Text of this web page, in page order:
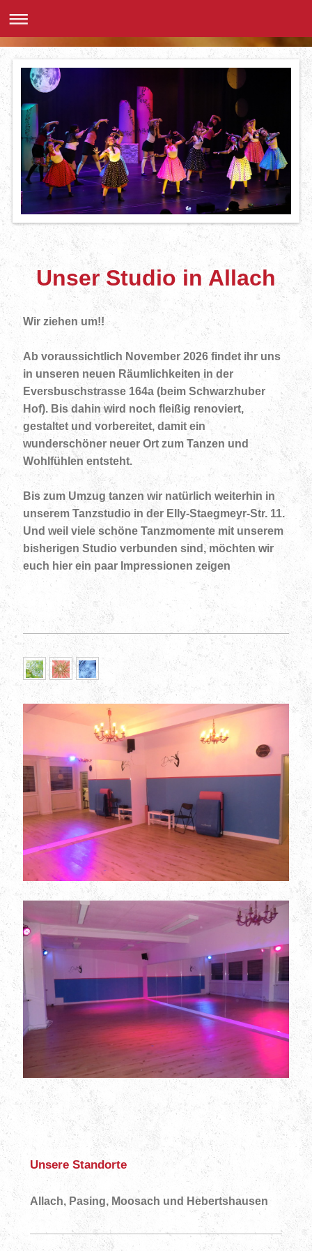
Unser Studio in Allach
Wir ziehen um!!
Ab voraussichtlich November 2026 findet ihr uns
in unseren neuen Räumlichkeiten in der
Eversbuschstrasse 164a (beim Schwarzhuber
Hof). Bis dahin wird noch fleißig renoviert,
gestaltet und vorbereitet, damit ein
wunderschöner neuer Ort zum Tanzen und
Wohlfühlen entsteht.
Bis zum Umzug tanzen wir natürlich weiterhin in
unserem Tanzstudio in der Elly-Staegmeyr-Str. 11.
Und weil viele schöne Tanzmomente mit unserem
bisherigen Studio verbunden sind, möchten wir
euch hier ein paar Impressionen zeigen
Unsere Standorte
Allach, Pasing, Moosach und Hebertshausen